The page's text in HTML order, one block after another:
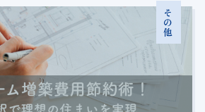
その他